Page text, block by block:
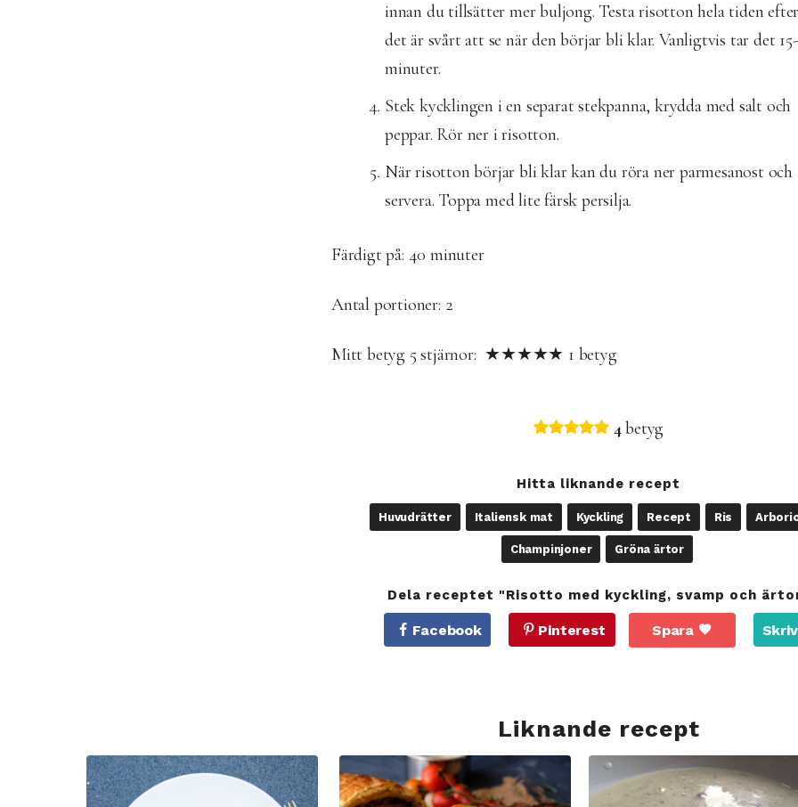
innan du tillsätter mer buljong. Testa risotton hela tiden
det är svårt att se när den börjar bli klar. Vanligtvis tar det
minuter.
Stek kycklingen i en separat stekpanna, krydda med salt och
peppar. Rör ner i risotton.
När risotton börjar bli klar kan du röra ner parmesanost och
servera. Toppa med lite färsk persilja.
Färdigt på: 40 minuter
Antal portioner: 2
Mitt betyg 5stjärnor: ★★★★★ 1 betyg
4betyg
Hitta liknande recept
Huvudrätter Italiensk mat Kyckling Recept Ris
Champinjoner Gröna ärtor
Dela receptet "Risotto med kyckling, svamp och
Facebook Pinterest Spara
Liknande recept